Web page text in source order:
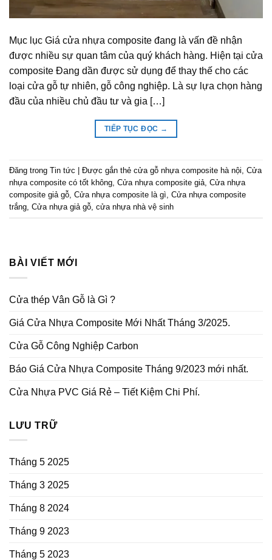
Mục lục Giá cửa nhựa composite đang là vấn đề nhận
được nhiều sự quan tâm của quý khách hàng. Hiện tại cửa
composite Đang dần được sử dụng để thay thế cho các
loại cửa gỗ tự nhiên, gỗ công nghiệp. Là sự lựa chọn hàng
đầu của nhiều chủ đầu tư và gia […]
TIẾP TỤC ĐỌC →
Đăng trong Tin tức | Được gắn thẻ cửa gỗ nhựa composite hà nội Cửa
nhựa composite có tốt không Cửa nhựa composite giả Cửa nhựa
composite giả gỗ Cửa nhựa composite là gì Cửa nhựa composite
trắng Cửa nhựa giả gỗ cửa nhựa nhà vệ sinh
BÀI VIẾT MỚI
Cửa thép Vân Gỗ là Gì ?
Giá Cửa Nhựa Composite Mới Nhất Tháng 3/2025.
Cửa Gỗ Công Nghiệp Carbon
Báo Giá Cửa Nhựa Composite Tháng 9/2023 mới nhất.
Cửa Nhựa PVC Giá Rẻ – Tiết Kiệm Chi Phí.
LƯU TRỮ
Tháng 5 2025
Tháng 3 2025
Tháng 8 2024
Tháng 9 2023
Tháng 5 2023